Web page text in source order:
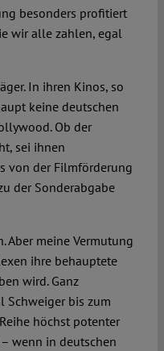
besonders profitiert
wir alle zahlen, egal
In ihren Kinos, so
keine deutschen
Ob der
sei ihnen
von der Filmförderung
der Sonderabgabe
Aber meine Vermutung
ihre behauptete
wird. Ganz
Schweiger bis zum
höchst potenter
wenn in deutschen